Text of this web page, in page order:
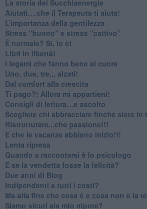
​La storia dei Succhiaenergie
​Aiutati….che il Terapeuta ti aiuta!
​L’importanza della gentilezza
​Stress “buono” e stress “cattivo”
​È normale? Sì, lo è!
​Libri in libertà!
​I legami che fanno bene al cuore
Uno, due, tre... alzati!​
​Dal comfort alla crescita
​Ti pago?! Allora mi appartieni!​
​Consigli di lettura…e ascolto
​Scegliete chi abbracciare finché siete in
​Ristrutturare...che passione!!!
​E che le vacanze abbiano inizio!!!
​Lenta ripresa
​Quando a raccontarsi è lo psicologo
​E se la vendetta fosse la felicità?
​Due anni di Blog
​Indipendenti a tutti i costi?
​Ma alla fine che cosa è e cosa non è la
​Siamo sicuri sia mio nipote?